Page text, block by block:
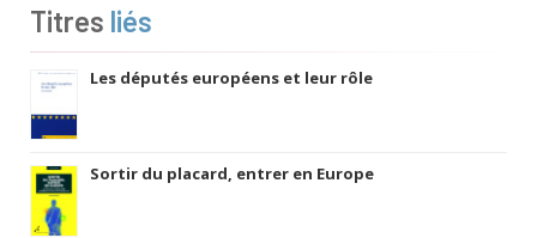
Titres liés
Les députés européens et leur rôle
Sortir du placard, entrer en Europe